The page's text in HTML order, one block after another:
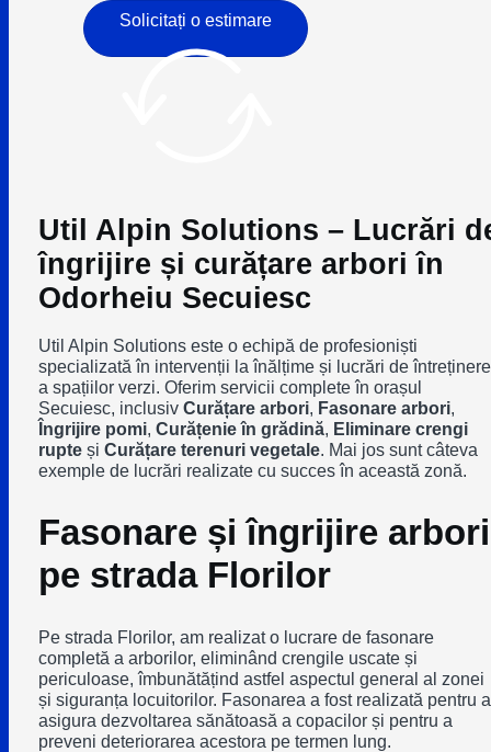
Solicitați o estimare
Util Alpin Solutions – Lucrări
îngrijire și curățare arbori în
Odorheiu Secuiesc
Util Alpin Solutions este o echipă de profesioniști
specializată în intervenții la înălțime și lucrări de întreținere
a spațiilor verzi. Oferim servicii complete în orașul
Secuiesc, inclusiv Curățare arbori, Fasonare arbori,
Îngrijire pomi, Curățenie în grădină, Eliminare crengi
rupteși Curățare terenuri vegetale. Mai jos sunt câteva
exemple de lucrări realizate cu succes în această zonă.
Fasonare și îngrijire arbori
pe strada Florilor
Pe strada Florilor, am realizat o lucrare de fasonare
completă a arborilor, eliminând crengile uscate și
periculoase, îmbunătățind astfel aspectul general al zonei
și siguranța locuitorilor. Fasonarea a fost realizată pentru a
asigura dezvoltarea sănătoasă a copacilor și pentru a
preveni deteriorarea acestora pe termen lung.